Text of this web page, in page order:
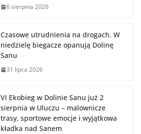
6 sierpnia 2026
Czasowe utrudnienia na drogach. W
niedzielę biegacze opanują Dolinę
Sanu
31 lipca 2026
VI Ekobieg w Dolinie Sanu już 2
sierpnia w Uluczu – malownicze
trasy, sportowe emocje i wyjątkowa
kładka nad Sanem